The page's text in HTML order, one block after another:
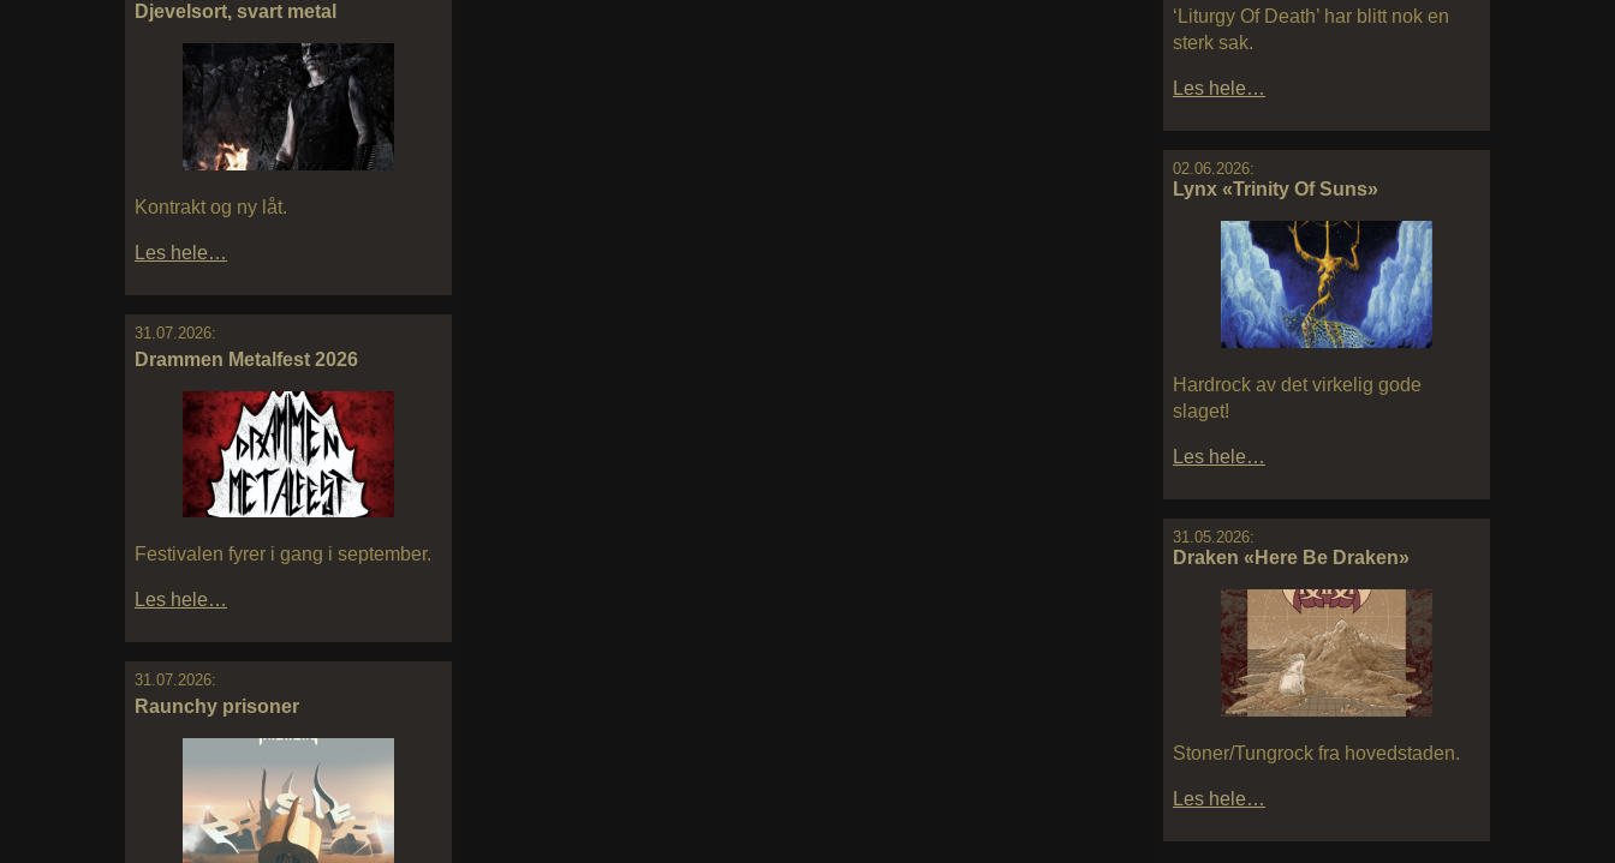
Djevelsort, svart metal
Kontrakt og ny låt.
Les hele…
31.07.2026:
Drammen Metalfest 2026
Festivalen fyrer i gang i september.
Les hele…
31.07.2026:
Raunchy prisoner
‘Liturgy Of Death’ har blitt nok en
sterk sak.
Les hele…
02.06.2026:
Lynx «Trinity Of Suns»
Hardrock av det virkelig gode
slaget!
Les hele…
31.05.2026:
Draken «Here Be Draken»
Stoner/Tungrock fra hovedstaden.
Les hele…